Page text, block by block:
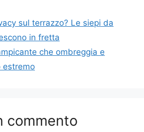
sul terrazzo? Le siepi da
in fretta
che ombreggia e
estremo
commento